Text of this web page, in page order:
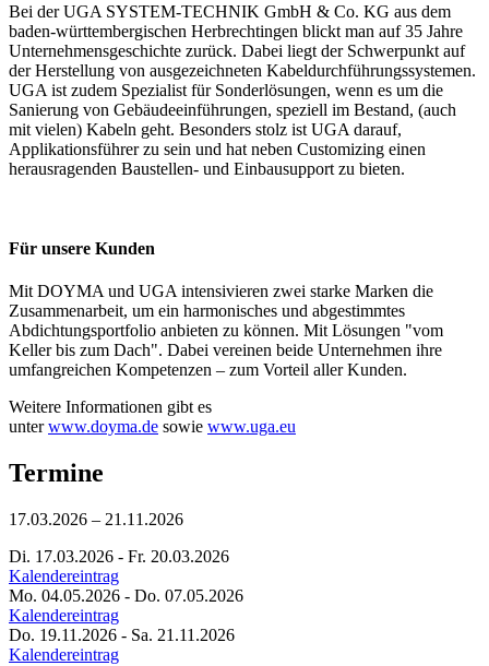
Bei der UGA SYSTEM-TECHNIK GmbH & Co. KG aus dem
baden-württembergischen Herbrechtingen blickt man auf 35 Jahre
Unternehmensgeschichte zurück. Dabei liegt der Schwerpunkt auf
der Herstellung von ausgezeichneten Kabeldurchführungssystemen.
UGA ist zudem Spezialist für Sonderlösungen, wenn es um die
Sanierung von Gebäudeeinführungen, speziell im Bestand, (auch
mit vielen) Kabeln geht. Besonders stolz ist UGA darauf,
Applikationsführer zu sein und hat neben Customizing einen
herausragenden Baustellen- und Einbausupport zu bieten.
Für unsere Kunden
Mit DOYMA und UGA intensivieren zwei starke Marken die
Zusammenarbeit, um ein harmonisches und abgestimmtes
Abdichtungsportfolio anbieten zu können. Mit Lösungen "vom
Keller bis zum Dach". Dabei vereinen beide Unternehmen ihre
umfangreichen Kompetenzen – zum Vorteil aller Kunden.
Weitere Informationen gibt es
unterwww.doyma.de sowie www.uga.eu
Termine
17.03.2026 – 21.11.2026
Di. 17.03.2026 - Fr. 20.03.2026
Kalendereintrag
Mo. 04.05.2026 - Do. 07.05.2026
Kalendereintrag
Do. 19.11.2026 - Sa. 21.11.2026
Kalendereintrag